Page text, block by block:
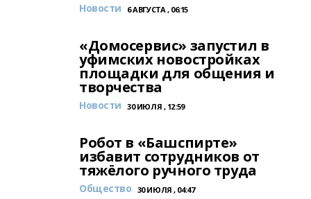
Новости 6 АВГУСТА , 06:15
«Домосервис» запустил в
уфимских новостройках
площадки для общения и
творчества
Новости 30 ИЮЛЯ , 12:59
Робот в «Башспирте»
избавит сотрудников от
тяжёлого ручного труда
Общество 30 ИЮЛЯ , 04:47